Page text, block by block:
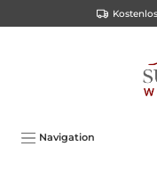
Navigation